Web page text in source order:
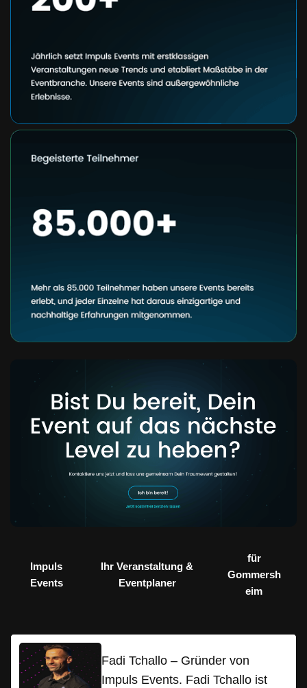
Impuls
Events
Ihr Veranstaltung &
Eventplaner
für
Gommersh
eim
Fadi Tchallo – Gründer von
Impuls Events. Fadi Tchallo ist